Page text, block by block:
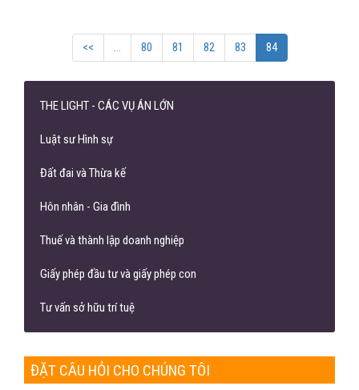
<< 80 81 82 83 84
THE LIGHT - CÁC VỤ ÁN LỚN
Luật sư Hình sự
Đất đai và Thừa kế
Hôn nhân - Gia đình
Thuế và thành lập doanh nghiệp
Giấy phép đầu tư và giấy phép con
Tư vấn sở hữu trí tuệ
ĐẶT CÂU HỎI CHO CHÚNG TÔI